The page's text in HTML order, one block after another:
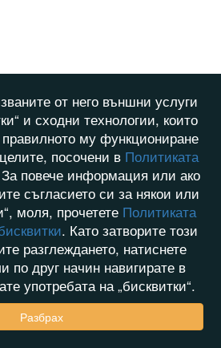
от него външни услуги
и сходни технологии, които
му функциониране
посочени в Политиката
повече информация или ако
съгласието си за някои или
моля, прочетете Политиката
. Като затворите този
разглеждането, натиснете
по друг начин навигирате в
употребата на „бисквитки“.
Разбрах